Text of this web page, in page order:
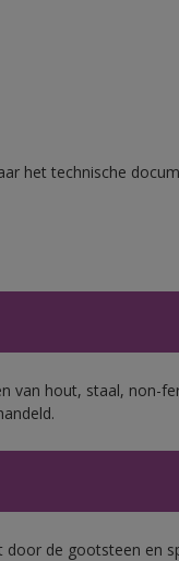
het technische
van hout, staal, non-
de gootsteen en